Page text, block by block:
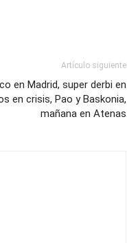
Artículo siguiente
en Madrid, super derbi en
en crisis, Pao y Baskonia,
mañana en Atenas